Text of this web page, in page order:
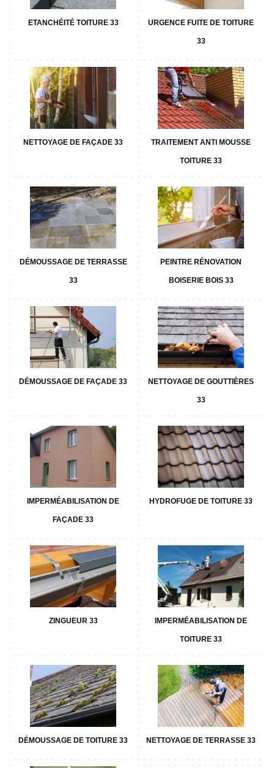
ETANCHÉITÉ TOITURE 33 URGENCE FUITE DE TOITURE
33
NETTOYAGE DE FAÇADE 33 TRAITEMENT ANTI MOUSSE
TOITURE 33
DÉMOUSSAGE DE TERRASSE
33
PEINTRE RÉNOVATION
BOISERIE BOIS 33
DÉMOUSSAGE DE FAÇADE 33 NETTOYAGE DE GOUTTIÈRES
33
IMPERMÉABILISATION DE
FAÇADE 33
HYDROFUGE DE TOITURE 33
ZINGUEUR 33 IMPERMÉABILISATION DE
TOITURE 33
DÉMOUSSAGE DE TOITURE 33 NETTOYAGE DE TERRASSE 33